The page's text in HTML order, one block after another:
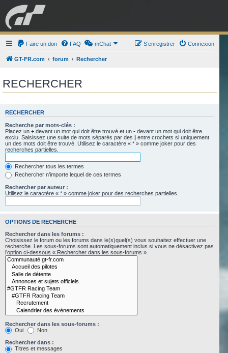
GRAN TURISMO FORUM
ESPORT BOUTIQUE
Faire un don FAQ mChat Connexion
S’enregistrer
GT-FR.com forum Rechercher
RECHERCHER
RECHERCHER
Recherche par mots-clés :
Placez un + devant un mot qui doit être trouvé et un - devant un mot qui doit être
exclu. Saisissez une suite de mots séparés par des | entre crochets si uniquement
un des mots doit être trouvé. Utilisez le caractère « * » comme joker pour des
recherches partielles.
Rechercher tous les termes
Rechercher n’importe lequel de ces termes
Rechercher par auteur :
Utilisez le caractère « * » comme joker pour des recherches partielles.
OPTIONS DE RECHERCHE
Rechercher dans les forums :
Choisissez le forum ou les forums dans le(s)quel(s) vous souhaitez effectuer une
recherche. Les sous-forums sont automatiquement inclus si vous ne désactivez pas
l’option ci-dessous « Rechercher dans les sous-forums ».
Rechercher dans les sous-forums :
Oui
Non
Rechercher dans :
Titres et messages